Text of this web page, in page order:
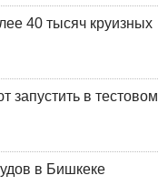
40 тысяч круизных
в тестовом
в Бишкеке